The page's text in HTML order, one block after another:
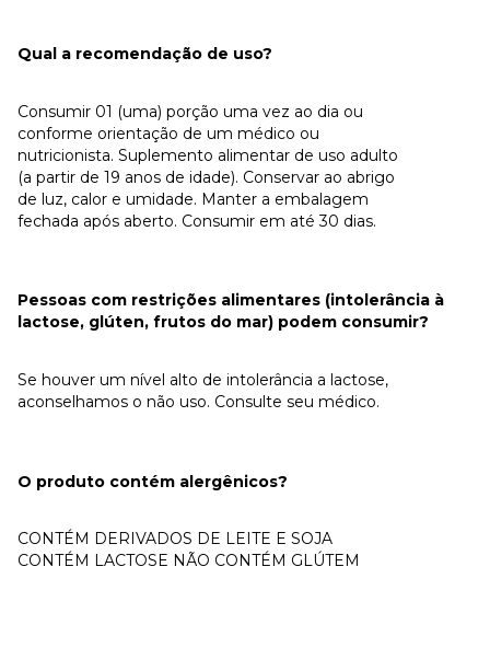
Qual a recomendação de uso?
Consumir 01 (uma) porção uma vez ao dia ou
conforme orientação de um médico ou
nutricionista. Suplemento alimentar de uso adulto
(a partir de 19 anos de idade). Conservar ao abrigo
de luz, calor e umidade. Manter a embalagem
fechada após aberto. Consumir em até 30 dias.
Pessoas com restrições alimentares (intolerância à
lactose, glúten, frutos do mar) podem consumir?
Se houver um nível alto de intolerância a lactose,
aconselhamos o não uso. Consulte seu médico.
O produto contém alergênicos?
CONTÉM DERIVADOS DE LEITE E SOJA
CONTÉM LACTOSE NÃO CONTÉM GLÚTEM